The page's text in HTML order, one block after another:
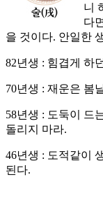
니
다
을 것이다. 안일한
82년생 : 힘겹게 하
70년생 : 재운은 봄
58년생 : 도둑이 드
돌리지 마라.
46년생 : 도적같이
된다.